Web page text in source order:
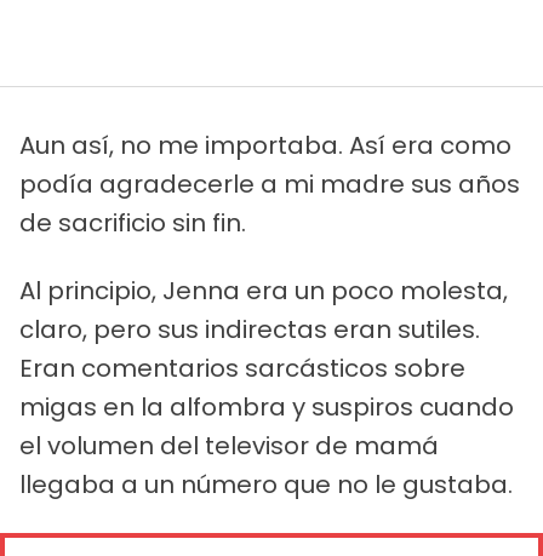
Aun así, no me importaba. Así era como
podía agradecerle a mi madre sus años
de sacrificio sin fin.
Al principio, Jenna era un poco molesta,
claro, pero sus indirectas eran sutiles.
Eran comentarios sarcásticos sobre
migas en la alfombra y suspiros cuando
el volumen del televisor de mamá
llegaba a un número que no le gustaba.